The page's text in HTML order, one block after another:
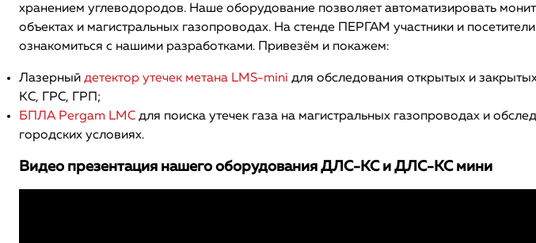
хранением углеводородов. Наше оборудование позволяет автоматизировать
объектах и магистральных газопроводах. На стенде ПЕРГАМ участники и
ознакомиться с нашими разработками. Привезём и покажем:
Лазерный детектор утечек метана LMS-mini для обследования открытых и
КС, ГРС, ГРП;
БПЛА Pergam LMC для поиска утечек газа на магистральных газопроводах и
городских условиях.
Видео презентация нашего оборудования ДЛС-КС и ДЛС-КС мини